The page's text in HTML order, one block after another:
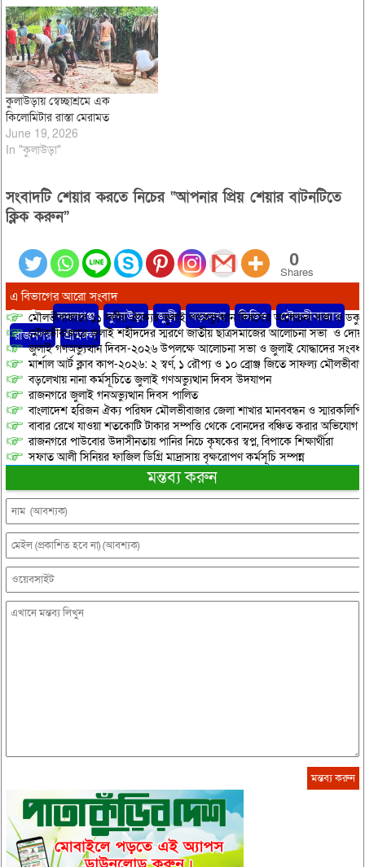
কুলাউড়ায় স্বেচ্ছাশ্রমে এক
কিলোমিটার রাস্তা মেরামত
June 19, 2026
In "কুলাউড়া"
সংবাদটি শেয়ার করতে নিচের “আপনার প্রিয় শেয়ার বাটনটিতে
ক্লিক করুন”
0
Shares
এ বিভাগের আরো সংবাদ
বিস্তারিত: কমলগঞ্জ , কুলাউড়া , জুড়ী , বড়লেখা , ভিডিও , মৌলভীবাজার ,
রাজনগর , শ্রীমঙ্গল
মৌলভীবাজারে ১১ দলীয় ঐক্যের জুলাই গণঅভ্যুত্থান দিবসের আলোচনা সভা ও
মৌলভীবাজারে জুলাই শহীদদের স্মরণে জাতীয় ছাত্রসমাজের আলোচনা সভা ও
জুলাই গণঅভ্যুত্থান দিবস-২০২৬ উপলক্ষে আলোচনা সভা ও জুলাই যোদ্ধাদের
মার্শাল আর্ট ক্লাব কাপ-২০২৬: ২ স্বর্ণ, ১ রৌপ্য ও ১০ ব্রোঞ্জ জিতে সাফল্য
বড়লেখায় নানা কর্মসূচিতে জুলাই গণঅভ্যুত্থান দিবস উদযাপন
রাজনগরে জুলাই গনঅভ্যুত্থান দিবস পালিত
বাংলাদেশ হরিজন ঐক্য পরিষদ মৌলভীবাজার জেলা শাখার মানববন্ধন ও স্মারকলিপি
বাবার রেখে যাওয়া শতকোটি টাকার সম্পত্তি থেকে বোনদের বঞ্চিত করার অভিযোগ
রাজনগরে পাউবোর উদাসীনতায় পানির নিচে কৃষকের স্বপ্ন, বিপাকে শিক্ষার্থীরা
সফাত আলী সিনিয়র ফাজিল ডিগ্রি মাদ্রাসায় বৃক্ষরোপণ কর্মসূচি সম্পন্ন
মন্তব্য করুন